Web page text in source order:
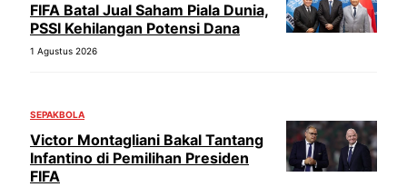
FIFA Batal Jual Saham Piala Dunia,
PSSI Kehilangan Potensi Dana
1 Agustus 2026
SEPAKBOLA
Victor Montagliani Bakal Tantang
Infantino di Pemilihan Presiden
FIFA